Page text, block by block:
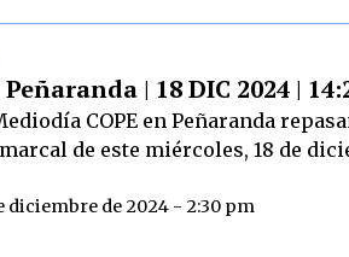
| 18 DIC 2024 |
COPE en Peñaranda
de este miércoles, 18 de
diciembre de 2024 - 2:30 pm